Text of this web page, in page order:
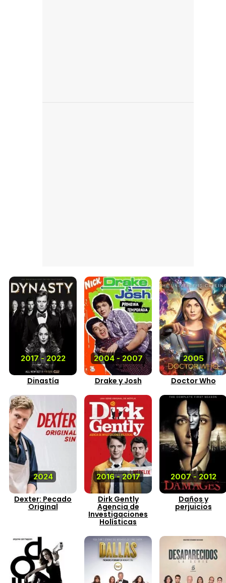
2017 - 2022
Dinastía
2004 - 2007
Drake y Josh
2005
Doctor Who
2024
Dexter: Pecado
Original
2016 - 2017
Dirk Gently
Agencia de
Investigaciones
Holísticas
2007 - 2012
Daños y
perjuicios